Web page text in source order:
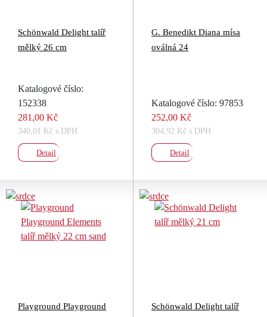
Schönwald Delight talíř
mělký 26 cm
Katalogové číslo:
152338
281,00 Kč
340,01 Kč s DPH
Detail
G. Benedikt Diana mísa
oválná 24
Katalogové číslo: 97853
252,00 Kč
304,92 Kč s DPH
Detail
Playground Playground
Schönwald Delight talíř